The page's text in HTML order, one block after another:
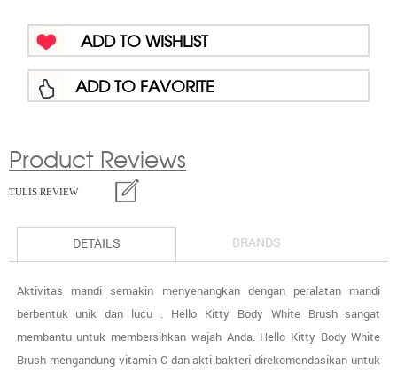
ADD TO WISHLIST
ADD TO FAVORITE
Product Reviews
TULIS REVIEW
DETAILS BRANDS
Aktivitas mandi semakin menyenangkan dengan peralatan mandi
berbentuk unik dan lucu . Hello Kitty Body White Brush sangat
membantu untuk membersihkan wajah Anda. Hello Kitty Body White
Brush mengandung vitamin C dan akti bakteri direkomendasikan untuk